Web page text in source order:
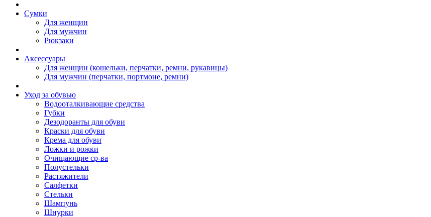
Сумки
Для женщин
Для мужчин
Рюкзаки
Аксессуары
Для женщин (кошельки, перчатки, ремни, рукавицы)
Для мужчин (перчатки, портмоне, ремни)
Уход за обувью
Водооталкивающие средства
Губки
Дезодоранты для обуви
Краски для обуви
Крема для обуви
Ложки и рожки
Очищающие ср-ва
Полустельки
Растяжители
Салфетки
Стельки
Шампунь
Шнурки